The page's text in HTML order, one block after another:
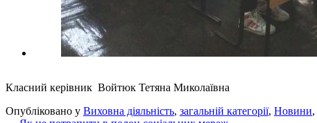
Класний керівник Войтюк Тетяна Миколаївна
Опубліковано у Виховна діяльність, загальній категорії, Новини,